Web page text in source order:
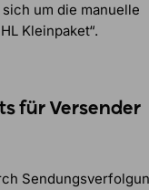
um die manuelle
Kleinpaket“.
für Versender